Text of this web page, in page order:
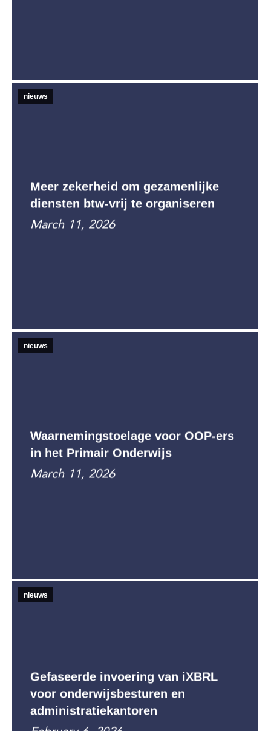
nieuws
Meer zekerheid om gezamenlijke
diensten btw-vrij te organiseren
March 11, 2026
nieuws
Waarnemingstoelage voor OOP-ers
in het Primair Onderwijs
March 11, 2026
nieuws
Gefaseerde invoering van iXBRL
voor onderwijsbesturen en
administratiekantoren